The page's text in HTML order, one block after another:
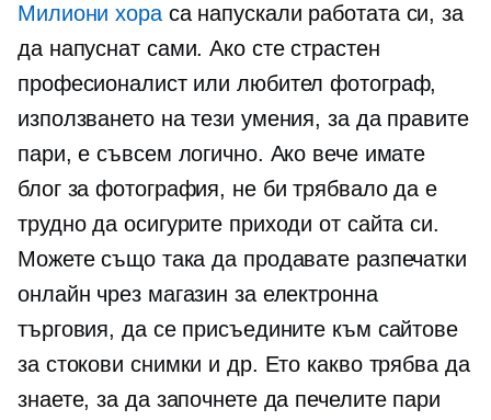
Милиони хораса напускали работата си, за
да напуснат сами. Ако сте страстен
професионалист или любител фотограф,
използването на тези умения, за да правите
пари, е съвсем логично. Ако вече имате
блог за фотография, не би трябвало да е
трудно да осигурите приходи от сайта си.
Можете също така да продавате разпечатки
онлайн чрез магазин за електронна
търговия, да се присъедините към сайтове
за стокови снимки и др. Ето какво трябва да
знаете, за да започнете да печелите пари